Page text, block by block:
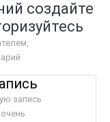
создайте
запись